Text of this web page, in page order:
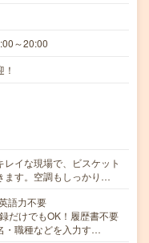
～20:00
イな現場で、ビスケット
ます。空調もしっかり…
語力不要
だけでもOK！履歴書不要
・職種などを入力す…